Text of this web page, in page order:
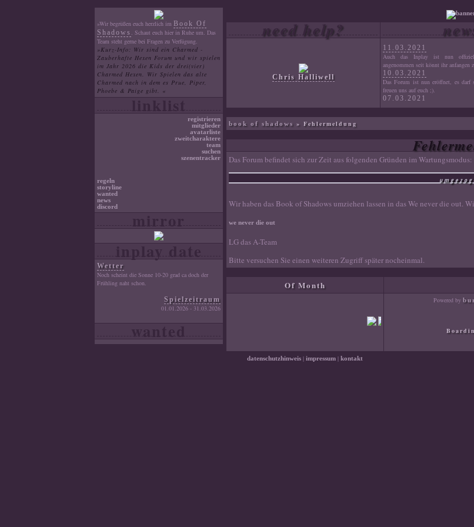
»Wir begrüßen euch herzlich im Book Of
Shadows . Schaut euch hier in Ruhe um. Das
Team steht gerne bei Fragen zu Verfügung.
»Kurz-Info: Wir sind ein Charmed -
Zauberhafte Hexen Forum und wir spielen
im Jahr 2026 die Kids der drei(vier)
Charmed Hexen. Wir Spielen das alte
Charmed nach in dem es Prue, Piper,
Phoebe & Paige gibt. «
linklist
registrieren
mitglieder
avatarliste
zweitcharaktere
team
suchen
szenentracker
regeln
storyline
wanted
news
discord
mirror
inplay date
Wetter
Noch scheint die Sonne 10-20 grad ca doch der
Frühling naht schon.
Spielzeitraum
01.01.2026 - 31.03.2026
wanted
need help?
Chris Halliwell
11.03.2021
Auch das Inplay ist nun
angenommen seit könnt ihr anfangen
10.03.2021
Das Forum ist nun eröffnet, es darf
freuen uns auf euch ;).
07.03.2021
Der Aufbau des Forums. Die
Feinschliff ist in Arbeit.
book of shadows » Fehlermeldung
Das Forum befindet sich zur Zeit aus folgenden Gründen im Wartungsmodus:
Wir haben das Book of Shadows umziehen lassen in das We never die out.
we never die out
LG das A-Team
Bitte versuchen Sie einen weiteren Zugriff später nocheinmal.
Of Month
Powered by
datenschutzhinweis | impressum | kontakt